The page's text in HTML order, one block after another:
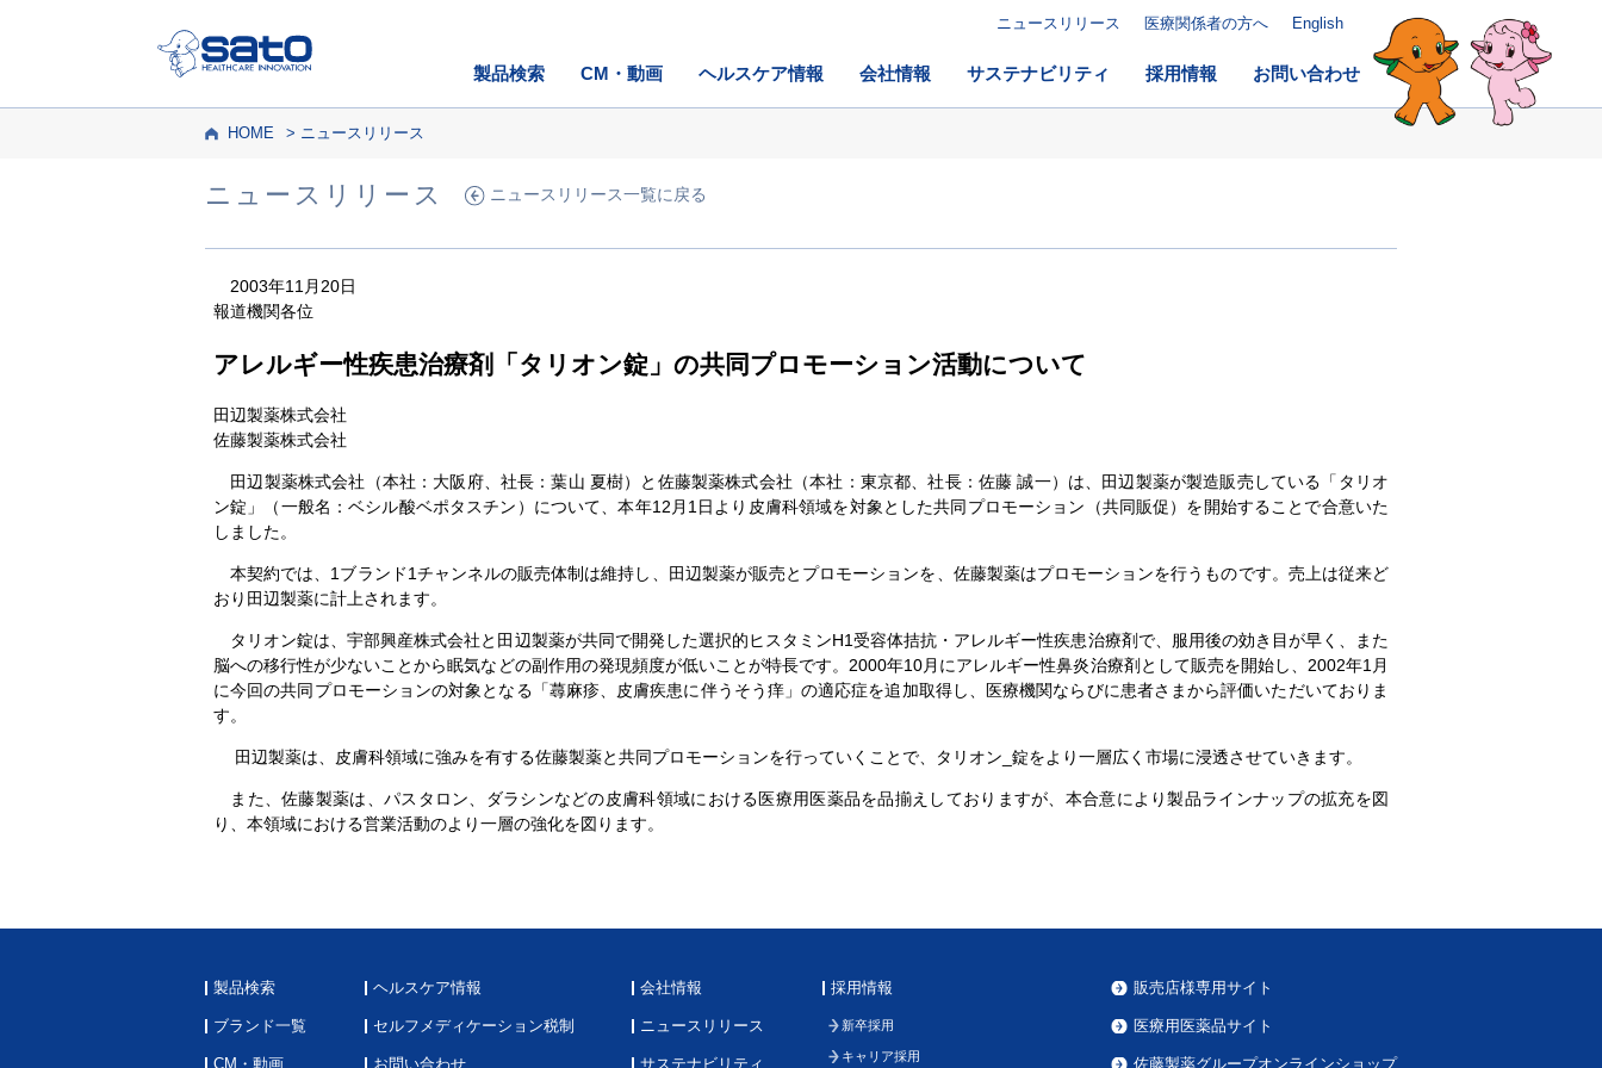
製品検索 CM・動画 ヘルスケア情報 会社情報 サステナビリティ 採用情報 お問い合わせ
ニュースリリース 医療関係者の方へ English
HOME ニュースリリース
ニュースリリース ニュースリリース一覧に戻る
2003年11月20日
報道機関各位
アレルギー性疾患治療剤「タリオン錠」の共同プロモーション活動について
田辺製薬株式会社
佐藤製薬株式会社
田辺製薬株式会社（本社：大阪府、社長：葉山 夏樹）と佐藤製薬株式会社（本社：東京都、社長：佐藤 誠一）は、田辺製薬が製造販売している「タリオ
ン錠」（一般名：ベシル酸ベポタスチン）について、本年12月1日より皮膚科領域を対象とした共同プロモーション（共同販促）を開始することで合意いた
しました。
本契約では、1ブランド1チャンネルの販売体制は維持し、田辺製薬が販売とプロモーションを、佐藤製薬はプロモーションを行うものです。売上は従来ど
おり田辺製薬に計上されます。
タリオン錠は、宇部興産株式会社と田辺製薬が共同で開発した選択的ヒスタミンH1受容体拮抗・アレルギー性疾患治療剤で、服用後の効き目が早く、また
脳への移行性が少ないことから眠気などの副作用の発現頻度が低いことが特長です。2000年10月にアレルギー性鼻炎治療剤として販売を開始し、2002年1月
に今回の共同プロモーションの対象となる「蕁麻疹、皮膚疾患に伴うそう痒」の適応症を追加取得し、医療機関ならびに患者さまから評価いただいておりま
す。
田辺製薬は、皮膚科領域に強みを有する佐藤製薬と共同プロモーションを行っていくことで、タリオン_錠をより一層広く市場に浸透させていきます。
また、佐藤製薬は、パスタロン、ダラシンなどの皮膚科領域における医療用医薬品を品揃えしておりますが、本合意により製品ラインナップの拡充を図
り、本領域における営業活動のより一層の強化を図ります。
製品検索
ブランド一覧
CM・動画
ヘルスケア情報
セルフメディケーション税制
お問い合わせ
会社情報
ニュースリリース
サステナビリティ
採用情報
新卒採用
キャリア採用
販売店様専用サイト
医療用医薬品サイト
佐藤製薬グループオンラインショップ